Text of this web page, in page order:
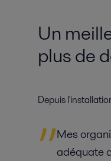
Un
plus de
Depuis
Mes
adéquate